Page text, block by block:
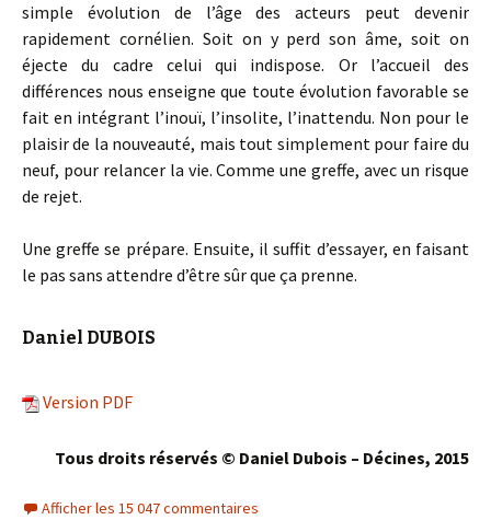
simple évolution de l’âge des acteurs peut devenir
rapidement cornélien. Soit on y perd son âme, soit on
éjecte du cadre celui qui indispose. Or l’accueil des
différences nous enseigne que toute évolution favorable se
fait en intégrant l’inouï, l’insolite, l’inattendu. Non pour le
plaisir de la nouveauté, mais tout simplement pour faire du
neuf, pour relancer la vie. Comme une greffe, avec un risque
de rejet.
Une greffe se prépare. Ensuite, il suffit d’essayer, en faisant
le pas sans attendre d’être sûr que ça prenne.
Daniel DUBOIS
Version PDF
Tous droits réservés © Daniel Dubois – Décines, 2015
Afficher les 15 047 commentaires